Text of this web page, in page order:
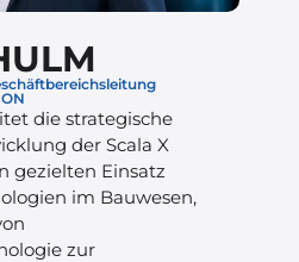
die strategische
der Scala X
gezielten Einsatz
im Bauwesen,
zur